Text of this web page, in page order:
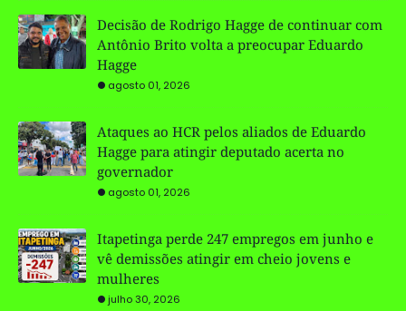
Decisão de Rodrigo Hagge de continuar com
Antônio Brito volta a preocupar Eduardo
Hagge
agosto 01, 2026
Ataques ao HCR pelos aliados de Eduardo
Hagge para atingir deputado acerta no
governador
agosto 01, 2026
Itapetinga perde 247 empregos em junho e
vê demissões atingir em cheio jovens e
mulheres
julho 30, 2026